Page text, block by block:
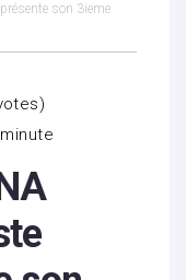
son 3ieme
)